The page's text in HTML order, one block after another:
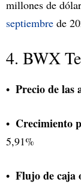
millones de
septiembre de
4. BWX
Precio de las
Crecimiento
5,91%
Flujo de caja